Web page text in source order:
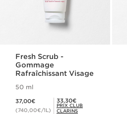
Fresh Scrub -
Gommage
Rafraîchissant Visage
50 ml
37,00€
(740,00€/1L)
Prix Club Clarins 33,30€
33,30€
PRIX CLUB
CLARINS